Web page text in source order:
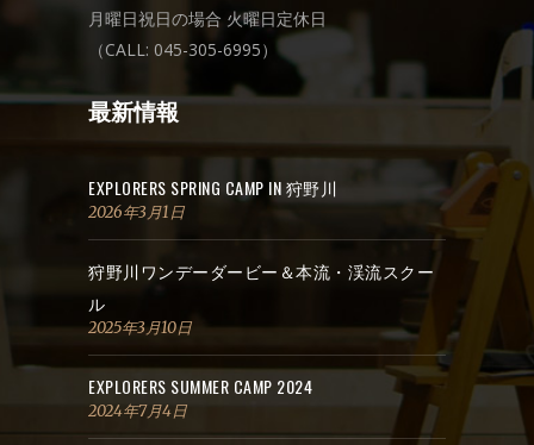
月曜日祝日の場合 火曜日定休日
（CALL: 045-305-6995）
最新情報
EXPLORERS SPRING CAMP IN 狩野川
2026年3月1日
狩野川ワンデーダービー＆本流・渓流スクー
ル
2025年3月10日
EXPLORERS SUMMER CAMP 2024
2024年7月4日